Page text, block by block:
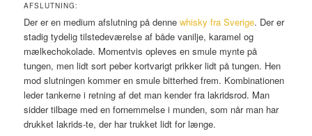
AFSLUTNING:
Der er en medium afslutning på dennewhisky fra Sverige. Der er
stadig tydelig tilstedeværelse af både vanilje, karamel og
mælkechokolade. Momentvis opleves en smule mynte på
tungen, men lidt sort peber kortvarigt prikker lidt på tungen. Hen
mod slutningen kommer en smule bitterhed frem. Kombinationen
leder tankerne i retning af det man kender fra lakridsrod. Man
sidder tilbage med en fornemmelse i munden, som når man har
drukket lakrids-te, der har trukket lidt for længe.